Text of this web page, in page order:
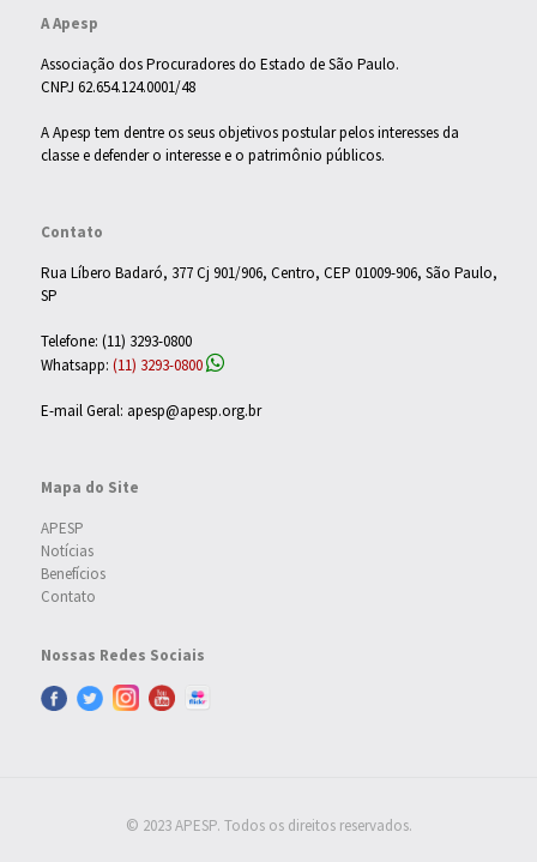
A Apesp
Associação dos Procuradores do Estado de São Paulo.
CNPJ 62.654.124.0001/48
A Apesp tem dentre os seus objetivos postular pelos interesses da
classe e defender o interesse e o patrimônio públicos.
Contato
Rua Líbero Badaró, 377 Cj 901/906, Centro, CEP 01009-906, São Paulo,
SP
Telefone: (11) 3293-0800
Whatsapp: (11) 3293-0800
E-mail Geral: apesp@apesp.org.br
Mapa do Site
APESP
Notícias
Benefícios
Contato
Nossas Redes Sociais
© 2023 APESP. Todos os direitos reservados.